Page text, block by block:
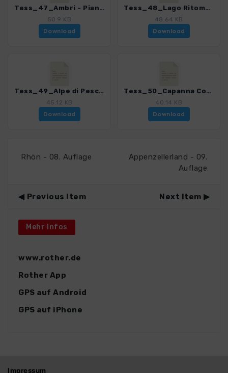
Tess_47_Ambri - Pian Mott - Fiesso_4078_8.gpx
50.9 KB
Download
Tess_48_Lago Ritom_4078_8.gpx
48.64 KB
Download
Tess_49_Alpe di Pesciuem - Alpe di Ruino - Ossasco_4078_8.gpx
45.12 KB
Download
Tess_50_Capanna Corno Gries - Griesgletscher_4078_8.gpx
40.14 KB
Download
Rhön - 08. Auflage
Appenzellerland - 09.
Auflage
Previous Item Next Item
Mehr Infos
www.rother.de
Rother App
GPS auf Android
GPS auf iPhone
Impressum